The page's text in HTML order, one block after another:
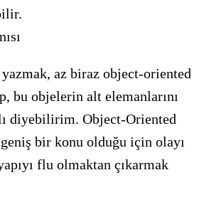
az biraz object-oriented
bu objelerin alt elemanlarını
diyebilirim. Object-Oriented
bir konu olduğu için olayı
flu olmaktan çıkarmak